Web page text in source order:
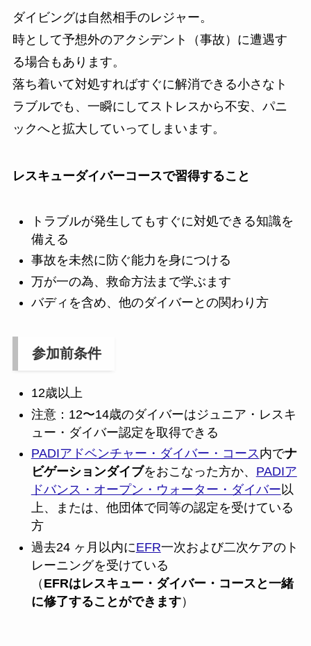
ダイビングは自然相手のレジャー。
時として予想外のアクシデント（事故）に遭遇す
る場合もあります。
落ち着いて対処すればすぐに解消できる小さなト
ラブルでも、一瞬にしてストレスから不安、パニ
ックへと拡大していってしまいます。
レスキューダイバーコースで習得すること
トラブルが発生してもすぐに対処できる知識を
備える
事故を未然に防ぐ能力を身につける
万が一の為、救命方法まで学ぶます
バディを含め、他のダイバーとの関わり方
参加前条件
12歳以上
注意：12〜14歳のダイバーはジュニア・レスキ
ュー・ダイバー認定を取得できる
PADIアドベンチャー・ダイバー・コース内でナ
ビゲーションダイブをおこなった方か、 PADIア
ドバンス・オープン・ウォーター・ダイバー以
上、または、他団体で同等の認定を受けている
方
過去24 ヶ月以内にEFR一次および二次ケアのト
レーニングを受けている
（ EFRはレスキュー・ダイバー・コースと一緒
に修了することができます）